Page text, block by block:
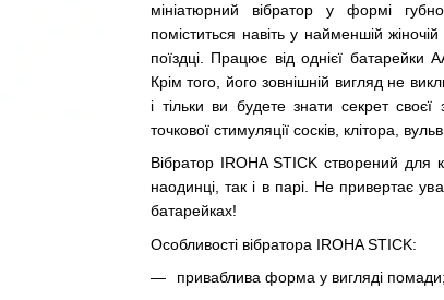
мініатюрний вібратор у формі
поміститься навіть у найменшій
поїздці. Працює від однієї
Крім того, його зовнішній вигляд не
і тільки ви будете знати секрет своєї
точкової стимуляції сосків, клітора,
Вібратор IROHA STICK створений
наодинці, так і в парі. Не привертає
батарейках!
Особливості вібратора IROHA STICK:
приваблива форма у вигляді помади;